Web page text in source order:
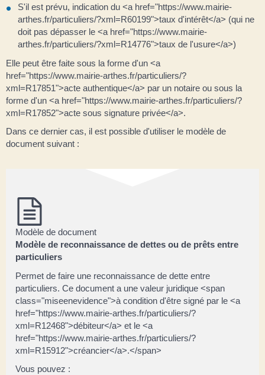
S'il est prévu, indication du <a href="https://www.mairie-
arthes.fr/particuliers/?xml=R60199">taux d'intérêt</a> (qui ne
doit pas dépasser le <a href="https://www.mairie-
arthes.fr/particuliers/?xml=R14776">taux de l'usure</a>)
Elle peut être faite sous la forme d'un <a
href="https://www.mairie-arthes.fr/particuliers/?
xml=R17851">acte authentique</a> par un notaire ou sous la
forme d'un <a href="https://www.mairie-arthes.fr/particuliers/?
xml=R17852">acte sous signature privée</a>.
Dans ce dernier cas, il est possible d'utiliser le modèle de
document suivant :
Modèle de document
Modèle de reconnaissance de dettes ou de prêts entre
particuliers
Permet de faire une reconnaissance de dette entre
particuliers. Ce document a une valeur juridique <span
class="miseenevidence">à condition d'être signé par le <a
href="https://www.mairie-arthes.fr/particuliers/?
xml=R12468">débiteur</a> et le <a
href="https://www.mairie-arthes.fr/particuliers/?
xml=R15912">créancier</a>.</span>
Vous pouvez :